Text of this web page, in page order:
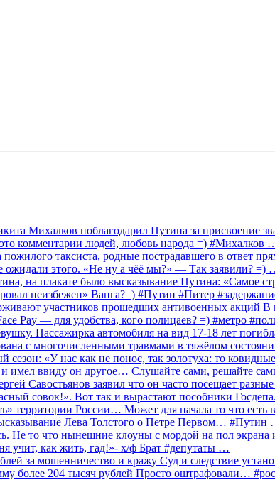
Михалков поблагодарил Путина за присвоение
комментарии людей, любовь народа =) #Михалков
таксиста, родные пострадавшего в ответ
этого. «Не ну а чёё мы?» — Так заявили? =)
на плакате было высказывание Путина: «Самое
неизбежен» Ванга?=) #Путин #Питер
участников прошедших антивоенных акций В
Pay — для удобства, кого полицаев? =) #метро
Пассажирка автомобиля на вид 17-18 лет
с многочисленными травмами в тяжёлом
«У нас как не понос, так золотуха: то
и имел ввиду он другое… Слушайте сами, решайте
Савостьянов заявил что он часто посещает
совок!». Вот так и вырастают пособники
территории России… Может для начала то что
Лева Толстого о Петре Первом… #Путин
Не то что нынешние клоуны с мордой на пол экрана
учит, как жить, гад!»- х/ф Брат #депутаты …
за мошенничество и кражу Суд и следствие
более 204 тысяч рублей Просто оштрафовали…